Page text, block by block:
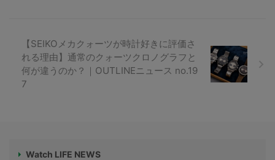
【SEIKOメカクォーツが時計好きに評価さ
れる理由】通常のクォーツクロノグラフと
何が違うのか？｜OUTLINEニュース no.19
7
Watch LIFE NEWS